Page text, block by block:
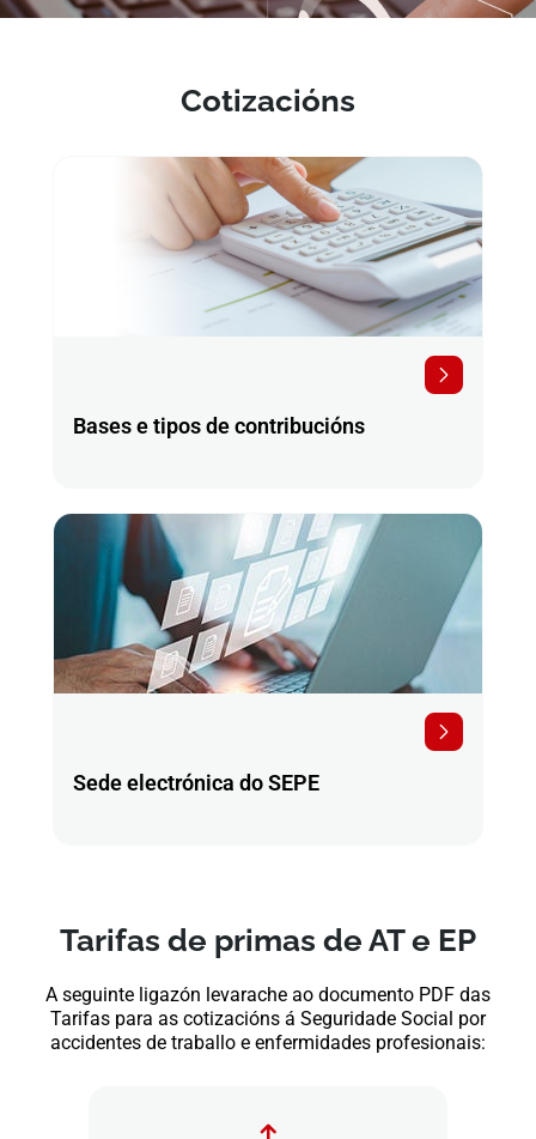
Cotizacións
Bases e tipos de contribucións
Sede electrónica do SEPE
Tarifas de primas de AT e EP
A seguinte ligazón levarache ao documento PDF das
Tarifas para as cotizacións á Seguridade Social por
accidentes de traballo e enfermidades profesionais: